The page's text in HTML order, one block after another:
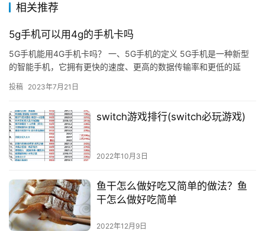
相关推荐
5g手机可以用4g的手机卡吗
5G手机能用4G手机卡吗？ 一、5G手机的定义 5G手机是一种新型
的智能手机，它拥有更快的速度、更高的数据传输率和更低的延
投稿 2023年7月21日
switch游戏排行(switch必玩游戏)
2022年10月3日
鱼干怎么做好吃又简单的做法？鱼
干怎么做好吃简单
2022年12月9日